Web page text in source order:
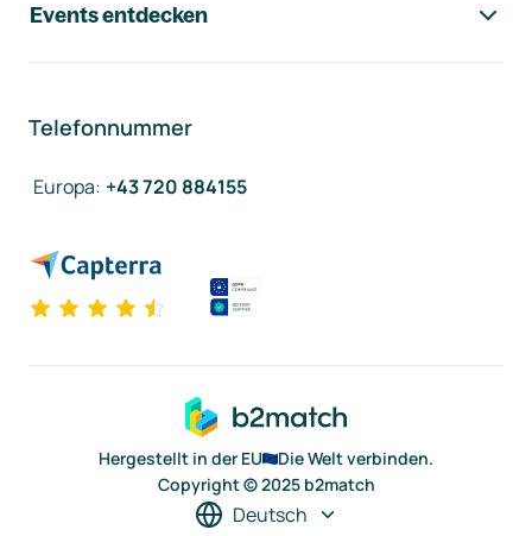
Events entdecken
Telefonnummer
Europa: +43 720 884155
Hergestellt in der EU
Die Welt verbinden.
Copyright © 2025 b2match
Deutsch